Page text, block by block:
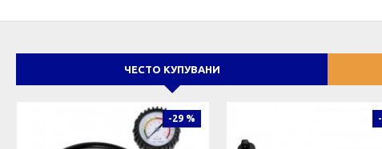
ЧЕСТО КУПУВАНИ
-29 %